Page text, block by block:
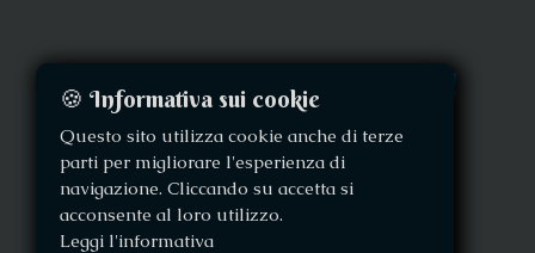
Seguici per altre foto e video!
🍪 Informativa sui cookie
Questo sito utilizza cookie anche di terze
parti per migliorare l'esperienza di
navigazione. Cliccando su accetta si
acconsente al loro utilizzo.
Leggi l'informativa